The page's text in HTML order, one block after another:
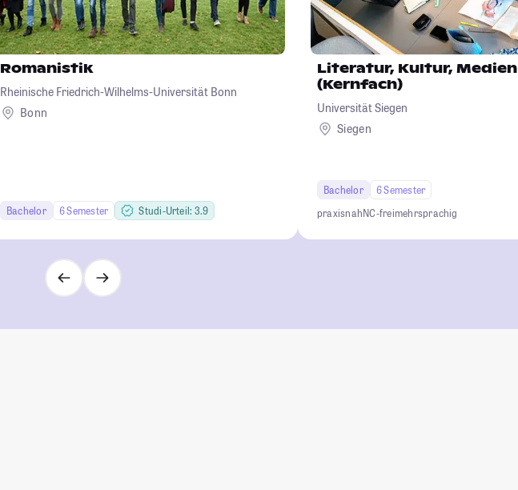
Romanistik
Rheinische Friedrich-Wilhelms-Universität Bonn
Bonn
Bachelor 6 Semester Studi-Urteil: 3.9
Literatur, Kultur, Medien
(Kernfach)
Universität Siegen
Siegen
Bachelor
6 Semester
praxisnahNC-freimehrsprachig